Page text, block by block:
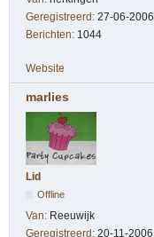
Geregistreerd: 27-06-2006
Berichten: 1044
Website
marlies
Lid
Offline
Van: Reeuwijk
Geregistreerd: 20-11-2006